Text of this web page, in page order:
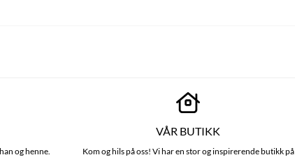
og henne.
VÅR BUTIKK
Kom og hils på oss! Vi har en stor og inspirerende butikk på